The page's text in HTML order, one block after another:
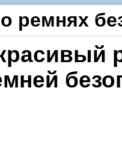
ремнях
V.I.P.